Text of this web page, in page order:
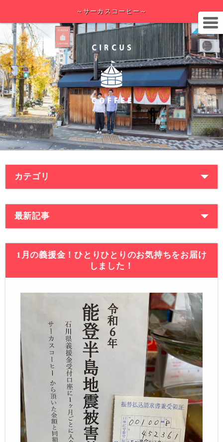
～サーカスコーヒー～
カテゴリ
最新記事
1月の義援金！ひとりひとりのお気持ちをお届け
しました！